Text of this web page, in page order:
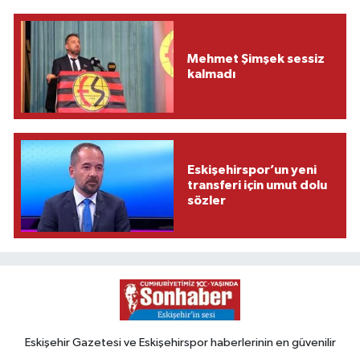
Mehmet Şimşek sessiz
kalmadı
Eskişehirspor’un yeni
transferi için umut dolu
sözler
Eskişehir Gazetesi ve Eskişehirspor haberlerinin en güvenilir